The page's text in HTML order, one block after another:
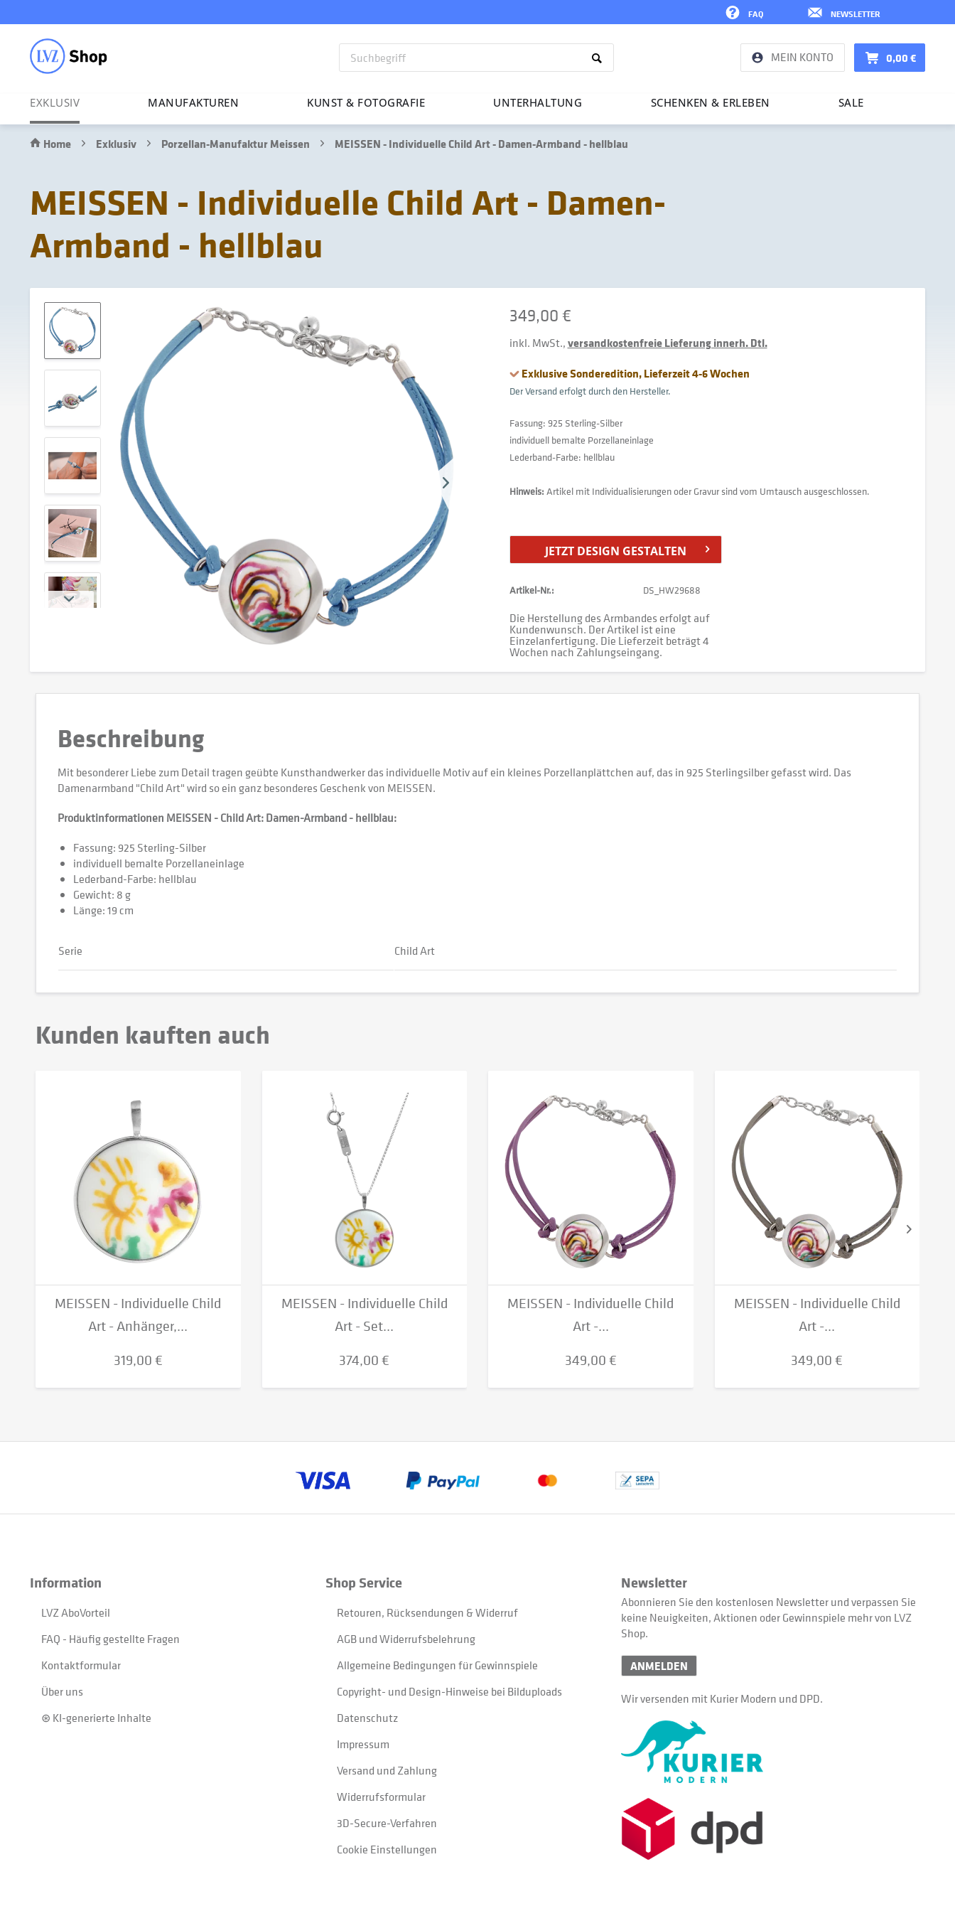
NEWSLETTER
FAQ
MEIN KONTO 0,00 €
EXKLUSIV MANU­FAK­TUREN KUNST & FOTO­GRAFIE UNTER­HAL­TUNG SCHENKEN & ERLEBEN SALE
Home Exklusiv Porzellan-Manufaktur Meissen MEISSEN - Individuelle Child Art - Damen-Armband - hellblau
MEISSEN - Individuelle Child Art - Damen-
Armband - hellblau
349,00 €
inkl. MwSt.,versandkostenfreie Lieferung innerh. Dtl.
Exklusive Sonderedition, Lieferzeit 4-6 Wochen
Der Versand erfolgt durch den Hersteller.
Fassung: 925 Sterling-Silber
individuell bemalte Porzellaneinlage
Lederband-Farbe: hellblau
Hinweis: Artikel mit Individualisierungen oder Gravur sind vom Umtausch ausgeschlossen.
JETZT DESIGN GESTALTEN
Artikel-Nr.: DS_HW29688
Die Herstellung des Armbandes erfolgt auf
Kundenwunsch. Der Artikel ist eine
Einzelanfertigung. Die Lieferzeit beträgt 4
Wochen nach Zahlungseingang.
Beschreibung
Mit besonderer Liebe zum Detail tragen geübte Kunsthandwerker das individuelle Motiv auf ein kleines Porzellanplättchen auf, das in 925 Sterlingsilber gefasst wird. Das
Damenarmband "Child Art" wird so ein ganz besonderes Geschenk von MEISSEN.
Produktinformationen MEISSEN - Child Art: Damen-Armband - hellblau:
Fassung: 925 Sterling-Silber
individuell bemalte Porzellaneinlage
Lederband-Farbe: hellblau
Gewicht: 8 g
Länge: 19 cm
Serie Child Art
Kunden kauften auch
MEISSEN - Individuelle Child
Art - Anhänger,...
319,00 €
MEISSEN - Individuelle Child
Art - Set...
374,00 €
MEISSEN - Individuelle Child
Art -...
349,00 €
MEISSEN - Individuelle Child
Art -...
349,00 €
Information
LVZ AboVorteil
FAQ - Häufig gestellte Fragen
Kontaktformular
Über uns
⊛ KI-generierte Inhalte
Shop Service
Retouren, Rücksendungen & Widerruf
AGB und Widerrufsbelehrung
Allgemeine Bedingungen für Gewinnspiele
Copyright- und Design-Hinweise bei Bilduploads
Datenschutz
Impressum
Versand und Zahlung
Widerrufsformular
3D-Secure-Verfahren
Cookie Einstellungen
Newsletter
Abonnieren Sie den kostenlosen Newsletter und verpassen Sie
keine Neuigkeiten, Aktionen oder Gewinnspiele mehr von LVZ
Shop.
ANMELDEN
Wir versenden mit Kurier Modern und DPD.